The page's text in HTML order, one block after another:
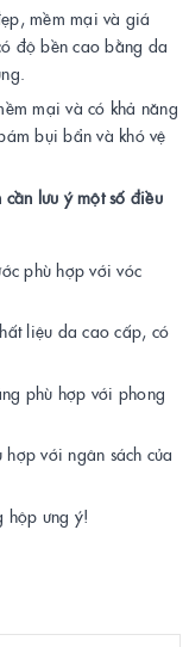
mềm mại và giá
độ bền cao bằng da
mại và có khả năng
bụi bẩn và khó vệ
lưu ý một số điều
phù hợp với vóc
liệu da cao cấp, có
phù hợp với phong
với ngân sách của
hộp ưng ý!